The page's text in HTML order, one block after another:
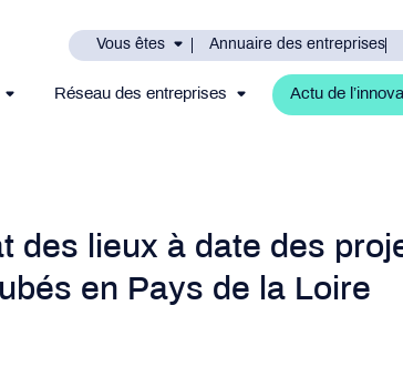
Vous êtes Annuaire des entreprises
Réseau des entreprises Actu de
des lieux à date des
en Pays de la Loire